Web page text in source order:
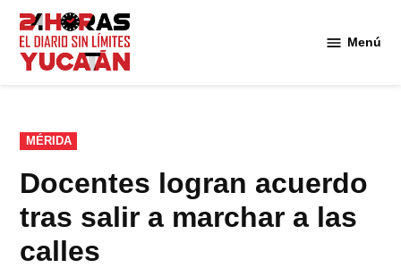
Saltar
contenido
Menú
PUBLICADO
EN
MÉRIDA
Docentes logran acuerdo
tras salir a marchar a las
calles